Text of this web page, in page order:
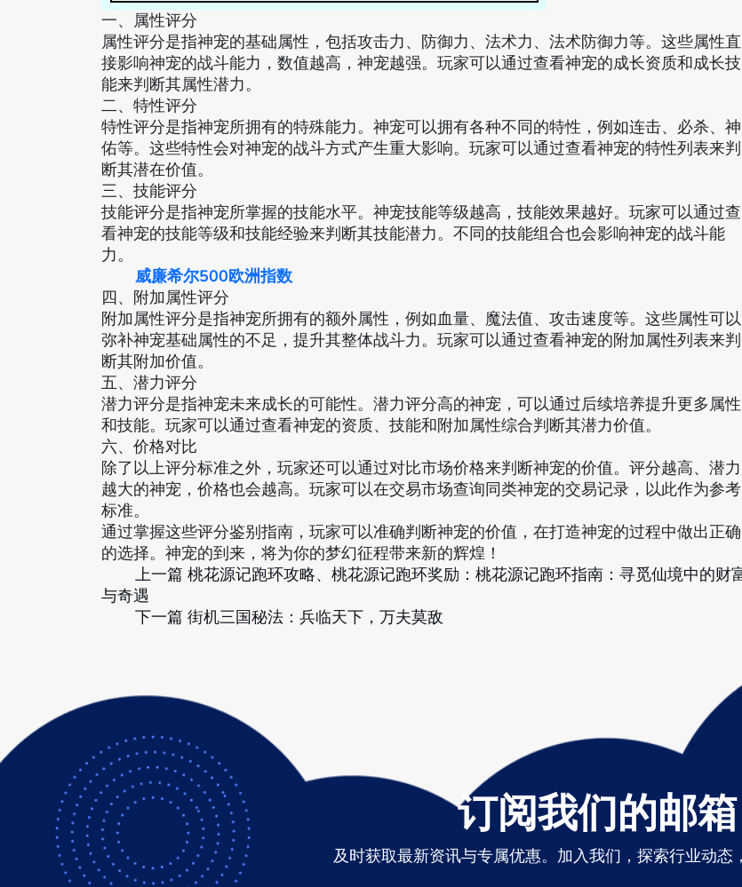
一、属性评分
属性评分是指神宠的基础属性，包括攻击力、防御力、法术力、法术防御力等。这些属性直
接影响神宠的战斗能力，数值越高，神宠越强。玩家可以通过查看神宠的成长资质和成长技
能来判断其属性潜力。
二、特性评分
特性评分是指神宠所拥有的特殊能力。神宠可以拥有各种不同的特性，例如连击、必杀、神
佑等。这些特性会对神宠的战斗方式产生重大影响。玩家可以通过查看神宠的特性列表来判
断其潜在价值。
三、技能评分
技能评分是指神宠所掌握的技能水平。神宠技能等级越高，技能效果越好。玩家可以通过查
看神宠的技能等级和技能经验来判断其技能潜力。不同的技能组合也会影响神宠的战斗能
力。
威廉希尔500欧洲指数
四、附加属性评分
附加属性评分是指神宠所拥有的额外属性，例如血量、魔法值、攻击速度等。这些属性可以
弥补神宠基础属性的不足，提升其整体战斗力。玩家可以通过查看神宠的附加属性列表来判
断其附加价值。
五、潜力评分
潜力评分是指神宠未来成长的可能性。潜力评分高的神宠，可以通过后续培养提升更多属性
和技能。玩家可以通过查看神宠的资质、技能和附加属性综合判断其潜力价值。
六、价格对比
除了以上评分标准之外，玩家还可以通过对比市场价格来判断神宠的价值。评分越高、潜力
越大的神宠，价格也会越高。玩家可以在交易市场查询同类神宠的交易记录，以此作为参考
标准。
通过掌握这些评分鉴别指南，玩家可以准确判断神宠的价值，在打造神宠的过程中做出正确
的选择。神宠的到来，将为你的梦幻征程带来新的辉煌！
上一篇 桃花源记跑环攻略、桃花源记跑环奖励：桃花源记跑环指南：寻觅仙境中的财
与奇遇
下一篇 街机三国秘法：兵临天下，万夫莫敌
订阅我们的邮箱
及时获取最新资讯与专属优惠。加入我们，探索行业动态